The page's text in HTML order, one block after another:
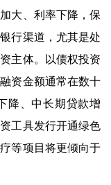
大、利率下降，保
行渠道，尤其是处
主体。以债权投资
资金额通常在数十
降、中长期贷款增
工具发行开通绿色
等项目将更倾向于